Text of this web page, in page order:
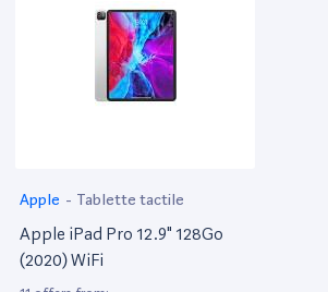
Apple - Tablette tactile
Apple iPad Pro 12.9" 128Go
(2020) WiFi